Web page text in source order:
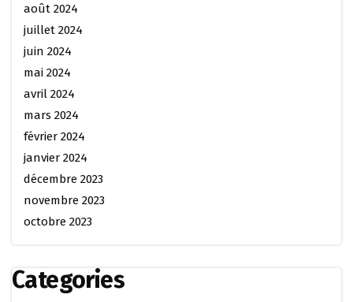
août 2024
juillet 2024
juin 2024
mai 2024
avril 2024
mars 2024
février 2024
janvier 2024
décembre 2023
novembre 2023
octobre 2023
Categories